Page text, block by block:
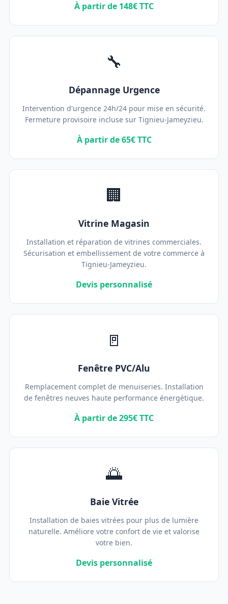
À partir de 148€ TTC
🔧
Dépannage Urgence
Intervention d'urgence 24h/24 pour mise en sécurité.
Fermeture provisoire incluse sur Tignieu-Jameyzieu.
À partir de 65€ TTC
🏢
Vitrine Magasin
Installation et réparation de vitrines commerciales.
Sécurisation et embellissement de votre commerce à
Tignieu-Jameyzieu.
Devis personnalisé
🚪
Fenêtre PVC/Alu
Remplacement complet de menuiseries. Installation
de fenêtres neuves haute performance énergétique.
À partir de 295€ TTC
🌅
Baie Vitrée
Installation de baies vitrées pour plus de lumière
naturelle. Améliore votre confort de vie et valorise
votre bien.
Devis personnalisé